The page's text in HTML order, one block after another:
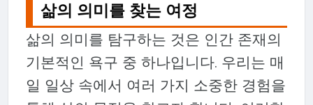
삶의 의미를 찾는 여정
삶의 의미를 탐구하는 것은 인간 존재의
기본적인 욕구 중 하나입니다. 우리는 매
일 일상 속에서 여러 가지 소중한 경험을